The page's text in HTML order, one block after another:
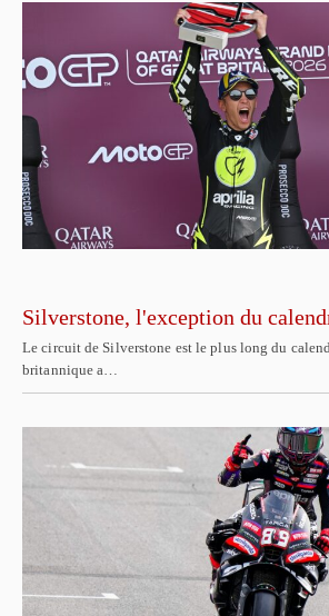
Silverstone, l'exception du
Le circuit de Silverstone est le plus long du
britannique a…